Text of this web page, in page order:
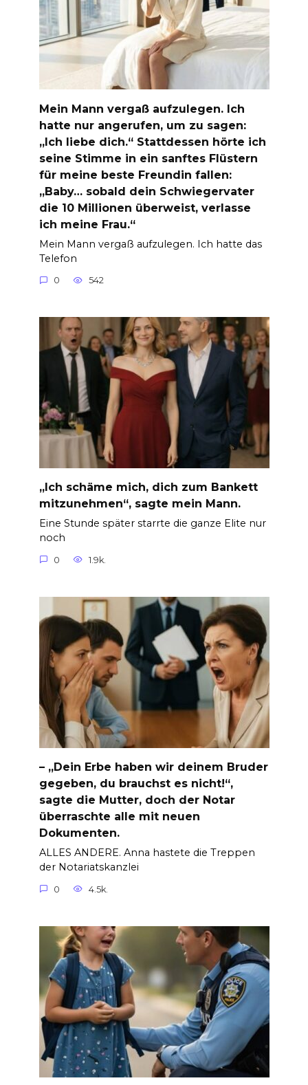
Mein Mann vergaß aufzulegen. Ich
hatte nur angerufen, um zu sagen:
„Ich liebe dich.“ Stattdessen hörte ich
seine Stimme in ein sanftes Flüstern
für meine beste Freundin fallen:
„Baby… sobald dein Schwiegervater
die 10 Millionen überweist, verlasse
ich meine Frau.“
Mein Mann vergaß aufzulegen. Ich hatte das
Telefon
0 542
„Ich schäme mich, dich zum Bankett
mitzunehmen“, sagte mein Mann.
Eine Stunde später starrte die ganze Elite nur
noch
0 1.9k.
– „Dein Erbe haben wir deinem Bruder
gegeben, du brauchst es nicht!“,
sagte die Mutter, doch der Notar
überraschte alle mit neuen
Dokumenten.
ALLES ANDERE. Anna hastete die Treppen
der Notariatskanzlei
0 4.5k.